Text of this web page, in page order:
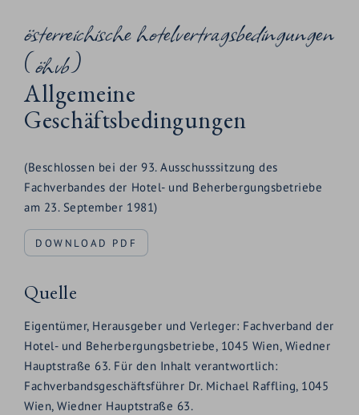
EN
österreichische hotelvertragsbedingungen
(öhvb)
Allgemeine
Geschäftsbedingungen
(Beschlossen bei der 93. Ausschusssitzung des
Fachverbandes der Hotel- und Beherbergungsbetriebe
am 23. September 1981)
DOWNLOAD PDF
Quelle
Eigentümer, Herausgeber und Verleger: Fachverband der
Hotel- und Beherbergungsbetriebe, 1045 Wien, Wiedner
Hauptstraße 63. Für den Inhalt verantwortlich:
Fachverbandsgeschäftsführer Dr. Michael Raffling, 1045
Wien, Wiedner Hauptstraße 63.